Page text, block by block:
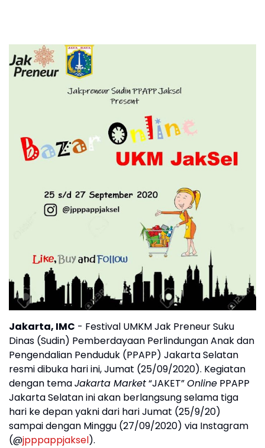
Jakarta, IMC - Festival UMKM Jak Preneur Suku
Dinas (Sudin) Pemberdayaan Perlindungan Anak dan
Pengendalian Penduduk (PPAPP) Jakarta Selatan
resmi dibuka hari ini, Jumat (25/09/2020). Kegiatan
dengan temaJakarta Market“JAKET”Online PPAPP
Jakarta Selatan ini akan berlangsung selama tiga
hari ke depan yakni dari hari Jumat (25/9/20)
sampai dengan Minggu (27/09/2020) via Instagram
(@jpppappjaksel).